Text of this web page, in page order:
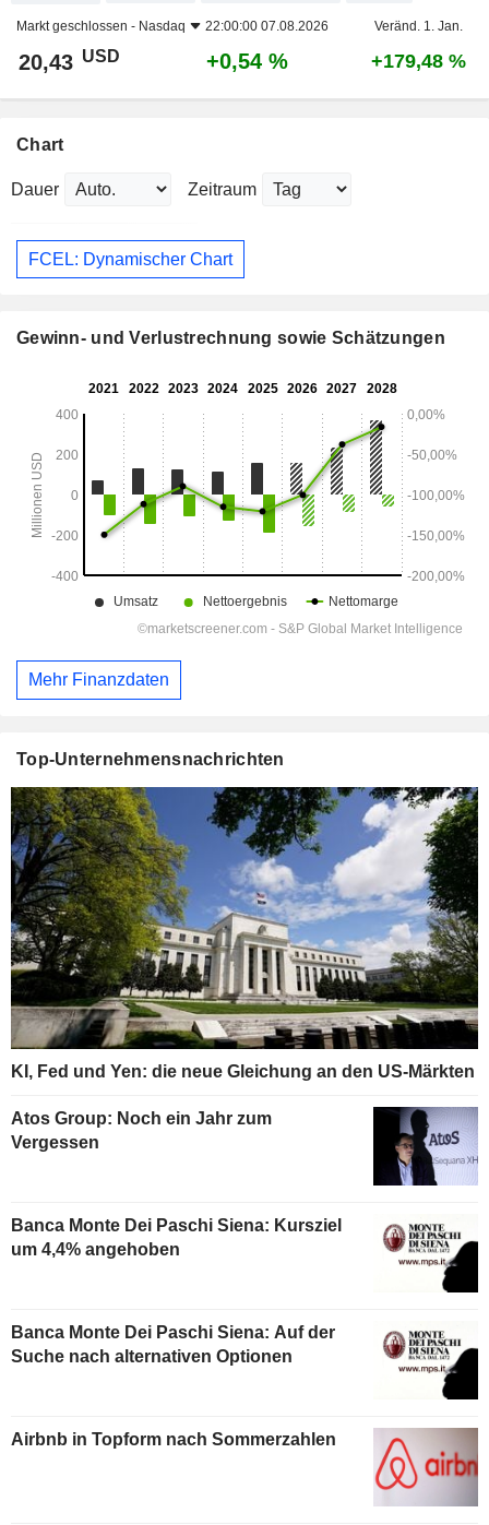
Markt geschlossen - Nasdaq 22:00:00 07.08.2026 Veränd. 1. Jan.
20,43 USD +0,54 % +179,48 %
Chart
Dauer Zeitraum
FCEL: Dynamischer Chart
Gewinn- und Verlustrechnung sowie Schätzungen
Mehr Finanzdaten
Top-Unternehmensnachrichten
KI, Fed und Yen: die neue Gleichung an den US-Märkten
Atos Group: Noch ein Jahr zum
Vergessen
Banca Monte Dei Paschi Siena: Kursziel
um 4,4% angehoben
Banca Monte Dei Paschi Siena: Auf der
Suche nach alternativen Optionen
Airbnb in Topform nach Sommerzahlen